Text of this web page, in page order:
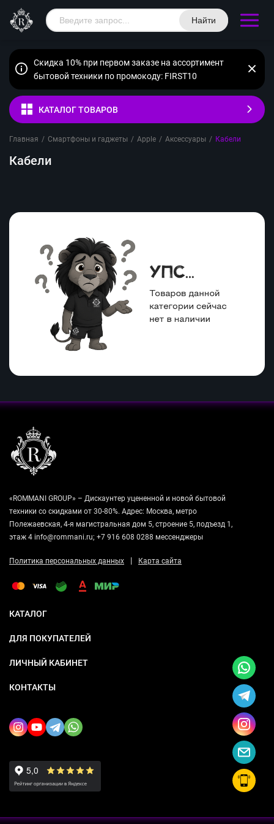
Найти
Скидка 10% при первом заказе на ассортимент
бытовой техники по промокоду: FIRST10
КАТАЛОГ ТОВАРОВ
Главная / Смартфоны и гаджеты / Apple / Аксессуары / Кабели
Кабели
«ROMMANI GROUP» – Дискаунтер уцененной и новой бытовой
техники со скидками от 30-80%. Адрес: Москва, метро
Полежаевская, 4-я магистральная дом 5, строение 5, подъезд 1,
этаж 4 info@rommani.ru; +7 916 608 0288 мессенджеры
Политика персональных данных | Карта сайта
КАТАЛОГ
ДЛЯ ПОКУПАТЕЛЕЙ
ЛИЧНЫЙ КАБИНЕТ
КОНТАКТЫ